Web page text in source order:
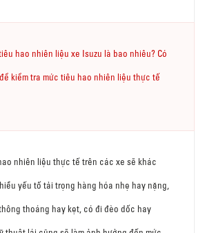
hao nhiên liệu xe Isuzu là bao nhiêu? Có
kiểm tra mức tiêu hao nhiên liệu thực tế
nhiên liệu thực tế trên các xe sẽ khác
yếu tố tải trọng hàng hóa nhẹ hay nặng,
thoáng hay kẹt, có đi đèo dốc hay